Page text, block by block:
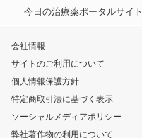
今日の治療薬ポータルサイト
会社情報
サイトのご利用について
個人情報保護方針
特定商取引法に基づく表示
ソーシャルメディアポリシー
弊社著作物の利用について